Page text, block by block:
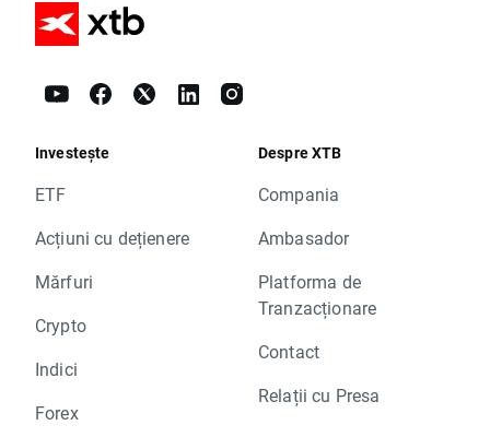
Investește
ETF
Acțiuni cu dețienere
Mărfuri
Crypto
Indici
Forex
Despre XTB
Compania
Ambasador
Platforma de
Tranzacționare
Contact
Relații cu Presa